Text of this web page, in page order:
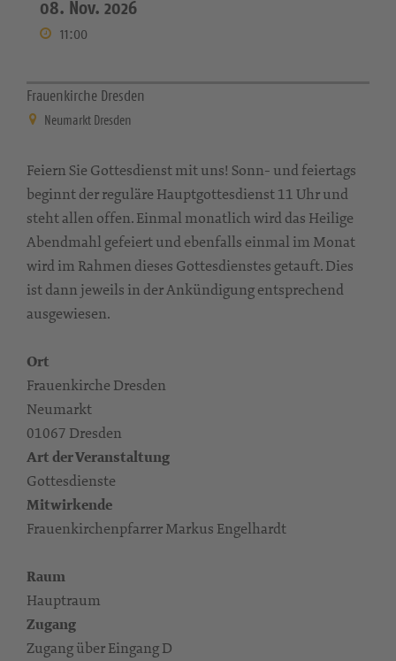
08. Nov. 2026
11:00
Frauenkirche Dresden
Neumarkt Dresden
Feiern Sie Gottesdienst mit uns! Sonn- und feiertags
beginnt der reguläre Hauptgottesdienst 11 Uhr und
steht allen offen. Einmal monatlich wird das Heilige
Abendmahl gefeiert und ebenfalls einmal im Monat
wird im Rahmen dieses Gottesdienstes getauft. Dies
ist dann jeweils in der Ankündigung entsprechend
ausgewiesen.
Ort
Frauenkirche Dresden
Neumarkt
01067 Dresden
Art der Veranstaltung
Gottesdienste
Mitwirkende
Frauenkirchenpfarrer Markus Engelhardt
Raum
Hauptraum
Zugang
Zugang über Eingang D